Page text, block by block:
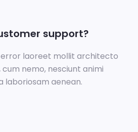
support?
error laoreet mollit architecto
nemo, nesciunt animi
laboriosam aenean.